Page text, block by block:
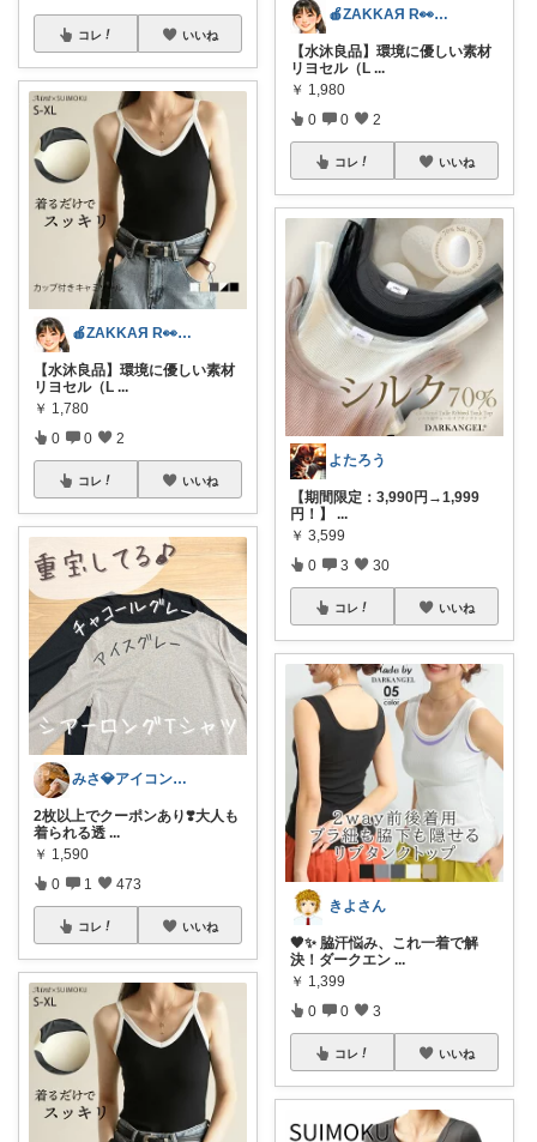
コレ いいね
🍎ZAKKAЯ R👀M 経由購入感謝
【水沐良品】環境に優しい素材
リヨセル（L ...
￥ 1,780
0 0 2
コレ いいね
みさ💎アイコン変更|子育ても暮らしも
2枚以上でクーポンあり❣️大人も
着られる透 ...
￥ 1,590
0 1 473
コレ いいね
🍎ZAKKAЯ R👀M 経由購入感謝
【水沐良品】環境に優しい素材
リヨセル（L ...
￥ 1,980
0 0 2
コレ いいね
よたろう
【期間限定：3,990円→1,999
円！】
...
￥ 3,599
0 3 30
コレ いいね
きよさん
🖤✨ 脇汗悩み、これ一着で解
決！ダークエン ...
￥ 1,399
0 0 3
コレ いいね